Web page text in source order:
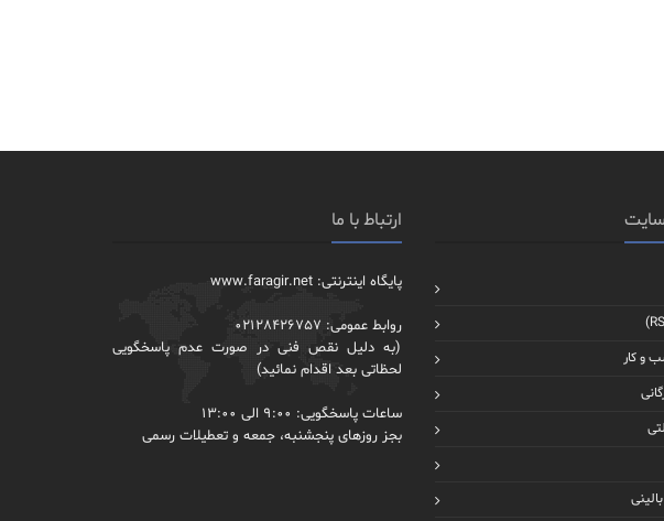
سایت
و کار
ارتباط با ما
پایگاه اینترنتی: www.faragir.net
روابط عمومی: 02128426757
(به دلیل نقص فنی در صورت عدم پاسخگویی
لحظاتی بعد اقدام نمائید)
ساعات پاسخگویی: 9:00 الی 13:00
بجز روزهای پنجشنبه، جمعه و تعطیلات رسمی